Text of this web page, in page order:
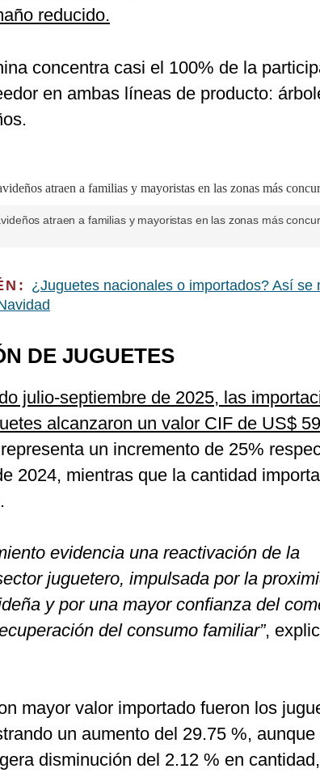
reducido.
concentra casi el 100% de la
en ambas líneas de producto:
atraen a familias y mayoristas en las zonas más
¿Juguetes nacionales o importados? Así se
DE JUGUETES
julio-septiembre de 2025, las
alcanzaron un valor CIF de US$ 59
un incremento de 25%
2024, mientras que la cantidad
evidencia una reactivación de la
juguetero, impulsada por la
y por una mayor confianza del
del consumo familiar”,
mayor valor importado fueron los
un aumento del 29.75 %, aunque
disminución del 2.12 % en